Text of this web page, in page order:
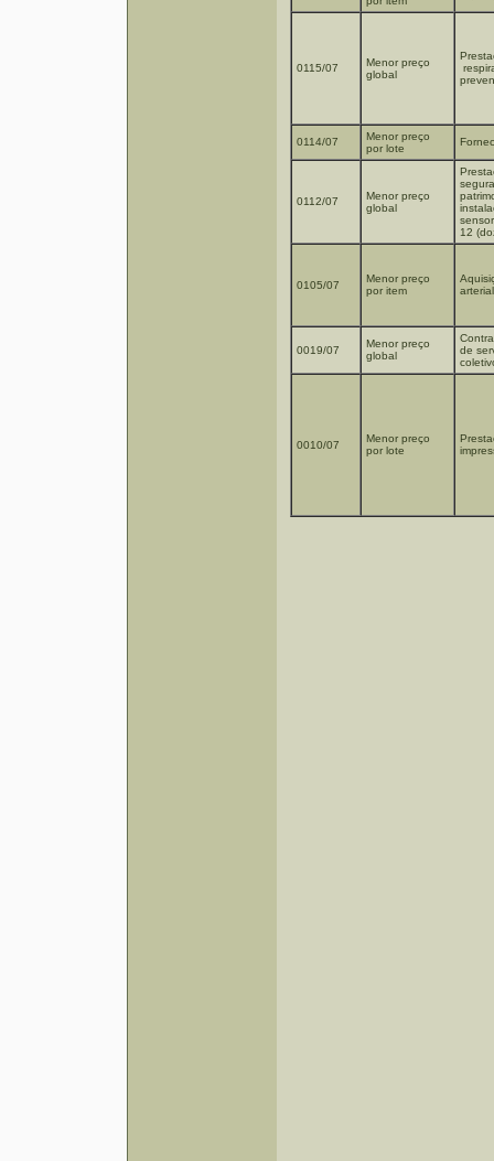
0115/07
Menor preço
global
0114/07
Menor preço
por lote
0112/07
Menor preço
global
12
0105/07
Menor preço
por item
arterial
0019/07
Menor preço
global
de
0010/07
Menor preço
por lote